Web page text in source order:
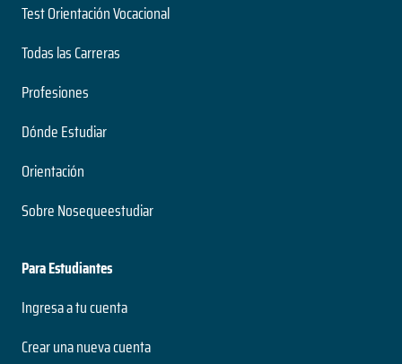
Grado
Presencial
Licenciado en Diseño de Indumentaria y Textil
4 años
Duración
Grado
Presencial
Modalidad
Licenciado en Economía
Test Orientación Vocacional
Todas las Carreras
Profesiones
Dónde Estudiar
Orientación
Sobre Nosequeestudiar
Para Estudiantes
Ingresa a tu cuenta
Crear una nueva cuenta